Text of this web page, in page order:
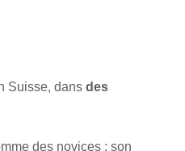
Suisse, dans des
des novices : son